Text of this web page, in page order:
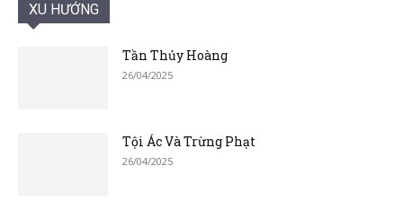
XU HƯỚNG
Tần Thủy Hoàng
26/04/2025
Tội Ác Và Trừng Phạt
26/04/2025